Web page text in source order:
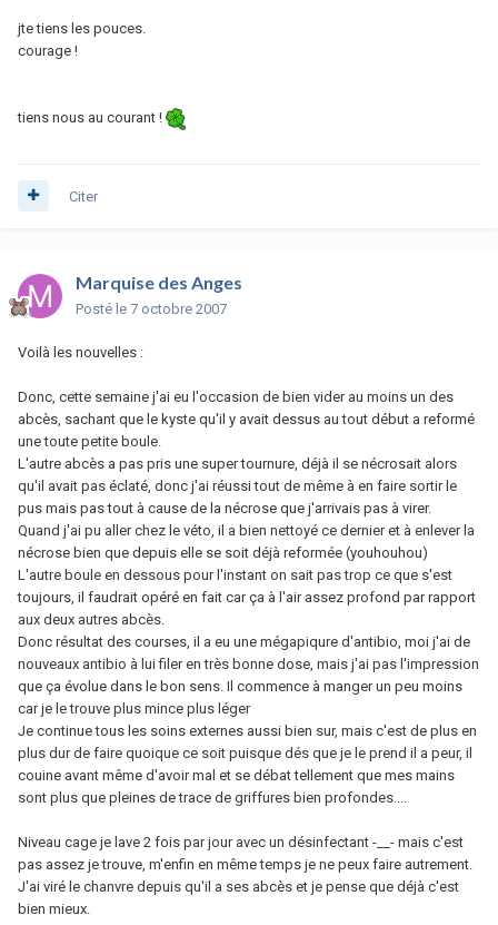
jte tiens les pouces.
courage !
tiens nous au courant !
Citer
Marquise des Anges
Posté le 7 octobre 2007
Voilà les nouvelles :
Donc, cette semaine j'ai eu l'occasion de bien vider au moins un des
abcès, sachant que le kyste qu'il y avait dessus au tout début a reformé
une toute petite boule.
L'autre abcès a pas pris une super tournure, déjà il se nécrosait alors
qu'il avait pas éclaté, donc j'ai réussi tout de même à en faire sortir le
pus mais pas tout à cause de la nécrose que j'arrivais pas à virer.
Quand j'ai pu aller chez le véto, il a bien nettoyé ce dernier et à enlever la
nécrose bien que depuis elle se soit déjà reformée (youhouhou)
L'autre boule en dessous pour l'instant on sait pas trop ce que s'est
toujours, il faudrait opéré en fait car ça à l'air assez profond par rapport
aux deux autres abcès.
Donc résultat des courses, il a eu une mégapiqure d'antibio, moi j'ai de
nouveaux antibio à lui filer en très bonne dose, mais j'ai pas l'impression
que ça évolue dans le bon sens. Il commence à manger un peu moins
car je le trouve plus mince plus léger
Je continue tous les soins externes aussi bien sur, mais c'est de plus en
plus dur de faire quoique ce soit puisque dés que je le prend il a peur, il
couine avant même d'avoir mal et se débat tellement que mes mains
sont plus que pleines de trace de griffures bien profondes....
Niveau cage je lave 2 fois par jour avec un désinfectant -__- mais c'est
pas assez je trouve, m'enfin en même temps je ne peux faire autrement.
J'ai viré le chanvre depuis qu'il a ses abcès et je pense que déjà c'est
bien mieux.